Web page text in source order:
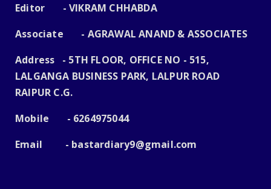
Editor - VIKRAM CHHABDA
Associate - AGRAWAL ANAND & ASSOCIATES
Address - 5TH FLOOR, OFFICE NO - 515,
LALGANGA BUSINESS PARK, LALPUR ROAD
RAIPUR C.G.
Mobile - 6264975044
Email - bastardiary9@gmail.com